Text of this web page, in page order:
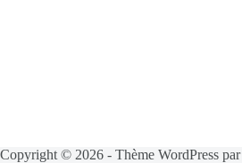
Copyright © 2026 - Thème WordPress par